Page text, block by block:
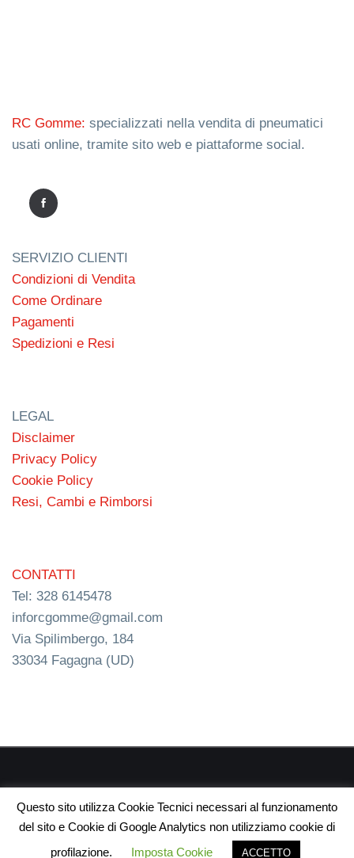
RC Gomme: specializzati nella vendita di pneumatici
usati online, tramite sito web e piattaforme social.
SERVIZIO CLIENTI
Condizioni di Vendita
Come Ordinare
Pagamenti
Spedizioni e Resi
LEGAL
Disclaimer
Privacy Policy
Cookie Policy
Resi, Cambi e Rimborsi
CONTATTI
Tel: 328 6145478
inforcgomme@gmail.com
Via Spilimbergo, 184
33034 Fagagna (UD)
webdesign
Questo sito utilizza Cookie Tecnici necessari al funzionamento
del sito e Cookie di Google Analytics non utilizziamo cookie di
profilazione.
Imposta Cookie ACCETTO